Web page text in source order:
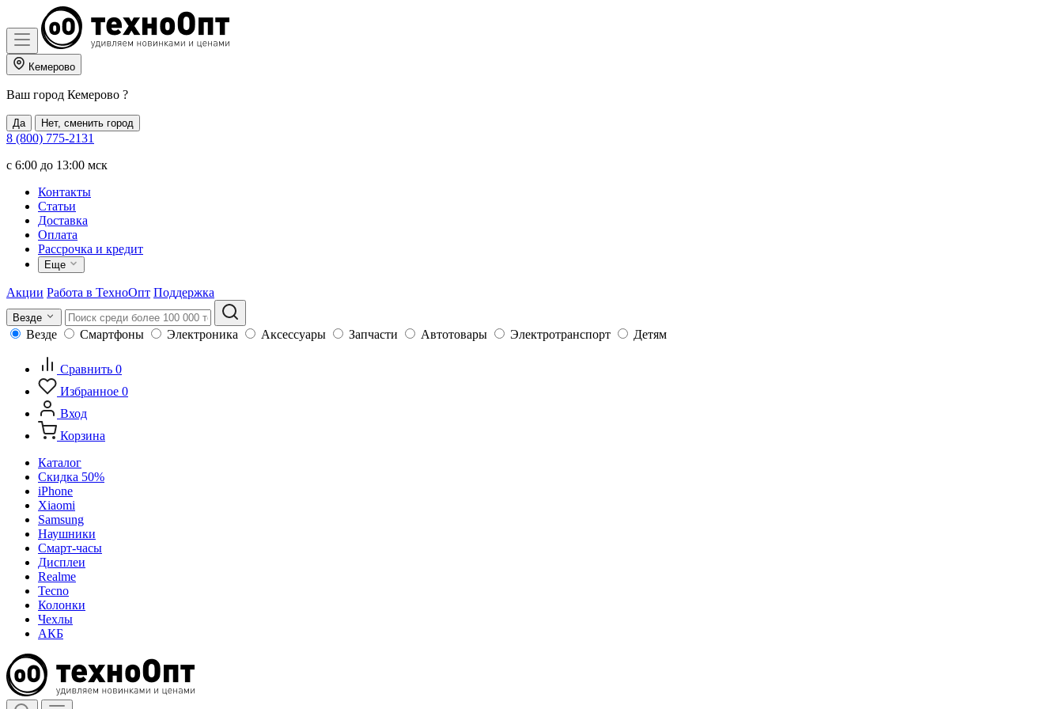
Кемерово
Ваш город Кемерово ?
Да Нет, сменить город
8 (800) 775-2131
c 6:00 до 13:00 мск
Контакты
Статьи
Доставка
Оплата
Рассрочка и кредит
Еще
Акции Работа в ТехноОпт Поддержка
Везде
Везде Смартфоны Электроника Аксессуары Запчасти Автотовары Электротранспорт Детям
Сравнить 0
Избранное 0
Вход
Корзина
Каталог
Скидка 50%
iPhone
Xiaomi
Samsung
Наушники
Смарт-часы
Дисплеи
Realme
Tecno
Колонки
Чехлы
АКБ